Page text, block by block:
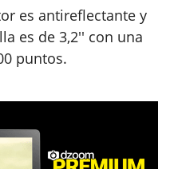
es antireflectante y
es de 3,2'' con una
puntos.